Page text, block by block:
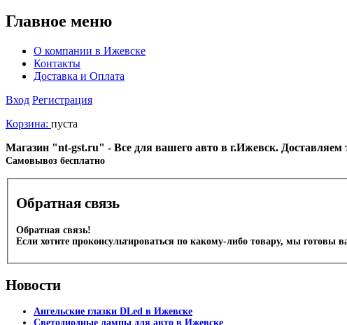
Главное меню
О компании в Ижевске
Контакты
Доставка и Оплата
Вход Регистрация
Корзина: пуста
Магазин "nt-gst.ru" - Все для вашего авто в г.Ижевск.
Cамовывоз бесплатно
Обратная связь
Обратная связь!
Если хотите проконсультироваться по какому-либо товару, мы готовы
Новости
Ангельские глазки DLed в Ижевске
Светодиодные лампы для авто в Ижевске